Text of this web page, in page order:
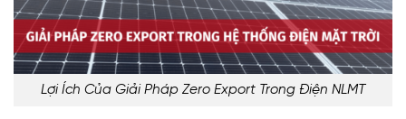
Lợi Ích Của Giải Pháp Zero Export Trong Điện NLMT